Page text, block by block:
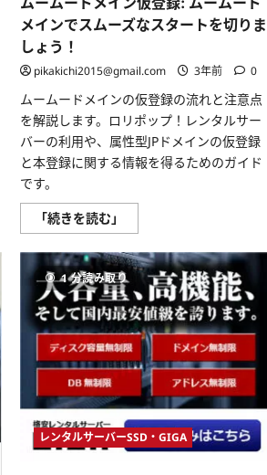
要
に
さ
に
読
む
メインでスムーズなスタートを切りま
しょう！
pikakichi2015@gmail.com 3年前 0
ムームードメインの仮登録の流れと注意点
を解説します。ロリポップ！レンタルサー
バーの利用や、属性型JPドメインの仮登録
と本登録に関する情報を得るためのガイド
です。
「続きを読む」
ー
ー
ド
メ
イ
ン
仮
登
録:
ム
ー
ー
ド
メ
イ
ン
1 分読み取り
レンタルサーバーSSD・GIGA